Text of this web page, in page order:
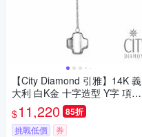
【City Diamond 引雅】14K 義
大利 白K金 十字造型 Y字 項鍊
(浮光流影系列)
$11,220 85折
挑戰低價 券